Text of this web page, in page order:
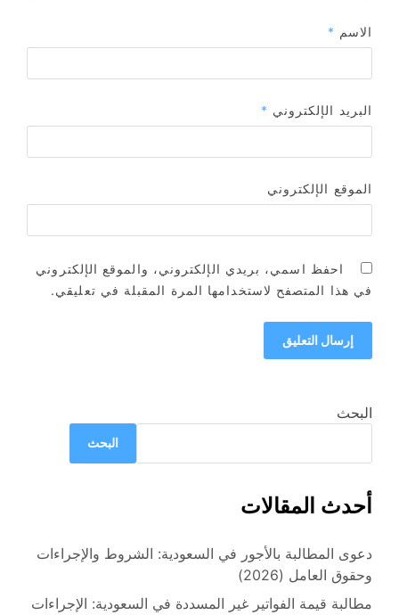
الاسم *
البريد الإلكتروني *
الموقع الإلكتروني
احفظ اسمي، بريدي الإلكتروني، والموقع الإلكتروني
في هذا المتصفح لاستخدامها المرة المقبلة في تعليقي.
البحث
البحث
أحدث المقالات
دعوى المطالبة بالأجور في السعودية: الشروط والإجراءات
وحقوق العامل (2026)
مطالبة قيمة الفواتير غير المسددة في السعودية: الإجراءات